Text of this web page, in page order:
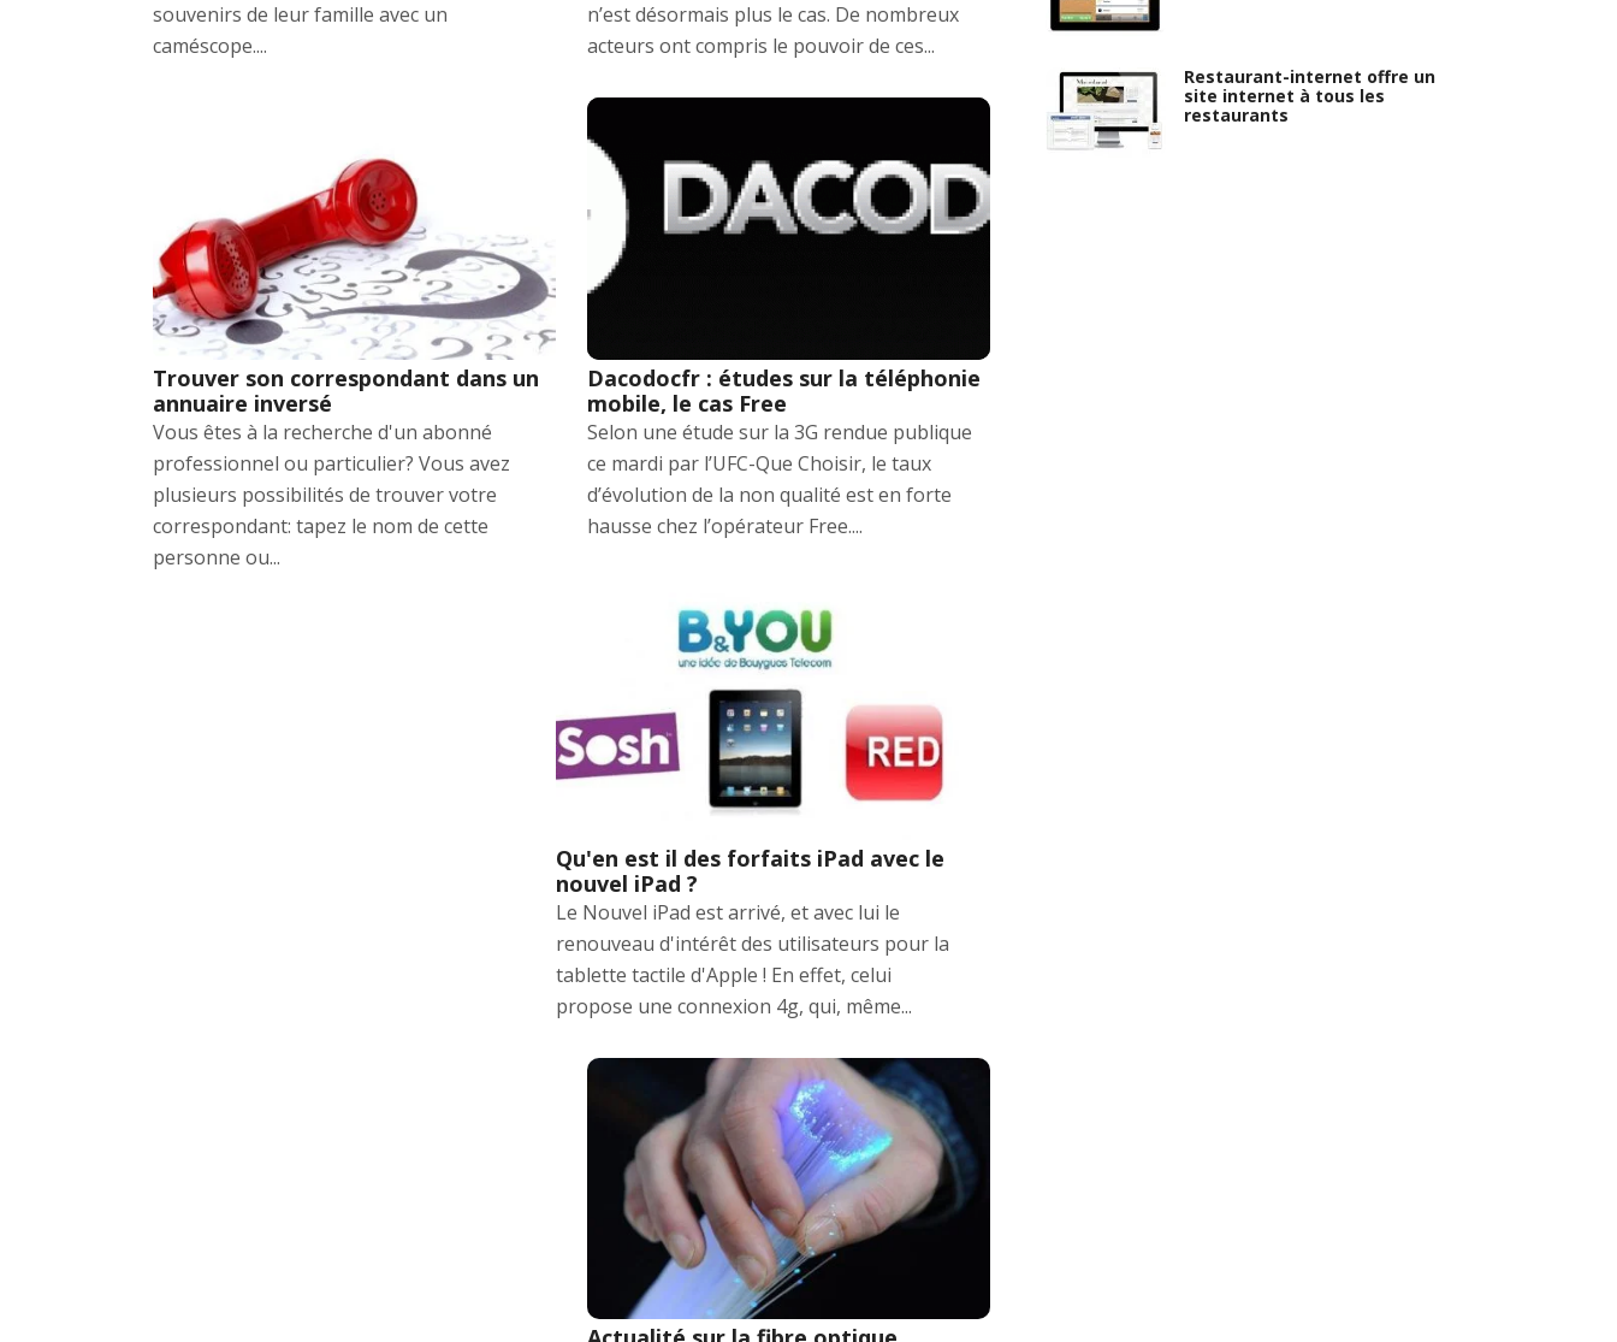
souvenirs de leur famille avec un
caméscope....
n’est désormais plus le cas. De nombreux
acteurs ont compris le pouvoir de ces...
Trouver son correspondant dans un
annuaire inversé
Vous êtes à la recherche d'un abonné
professionnel ou particulier? Vous avez
plusieurs possibilités de trouver votre
correspondant: tapez le nom de cette
personne ou...
Dacodocfr : études sur la téléphonie
mobile, le cas Free
Selon une étude sur la 3G rendue publique
ce mardi par l’UFC-Que Choisir, le taux
d’évolution de la non qualité est en forte
hausse chez l’opérateur Free....
Qu'en est il des forfaits iPad avec le
nouvel iPad ?
Le Nouvel iPad est arrivé, et avec lui le
renouveau d'intérêt des utilisateurs pour la
tablette tactile d'Apple ! En effet, celui
propose une connexion 4g, qui, même...
Restaurant-internet offre un
site internet à tous les
restaurants